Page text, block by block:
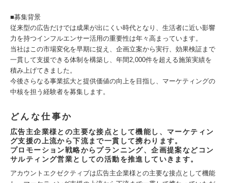
■募集背景
従来型の広告だけでは成果が出にくい時代となり、生活者に近い影響
力を持つインフルエンサー活用の重要性は年々高まっています。
当社はこの市場変化を早期に捉え、企画立案から実行、効果検証まで
一貫して支援できる体制を構築し、年間2,000件を超える施策実績を
積み上げてきました。
今後さらなる事業拡大と提供価値の向上を目指し、マーケティングの
中核を担う経験者を募集します。
どんな仕事か
広告主企業様との主要な接点として機能し、マーケティン
グ支援の上流から下流まで一貫して携わります。
プロモーション戦略からプランニング、企画提案などコン
サルティング営業としての活動を推進していきます。
アカウントエクゼクティブは広告主企業様との主要な接点として機能